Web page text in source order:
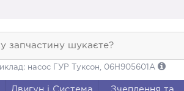
запчастину шукаєте?
насос ГУР Туксон, 06H905601A